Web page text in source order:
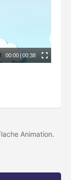
00:00 | 00:38
Animation.